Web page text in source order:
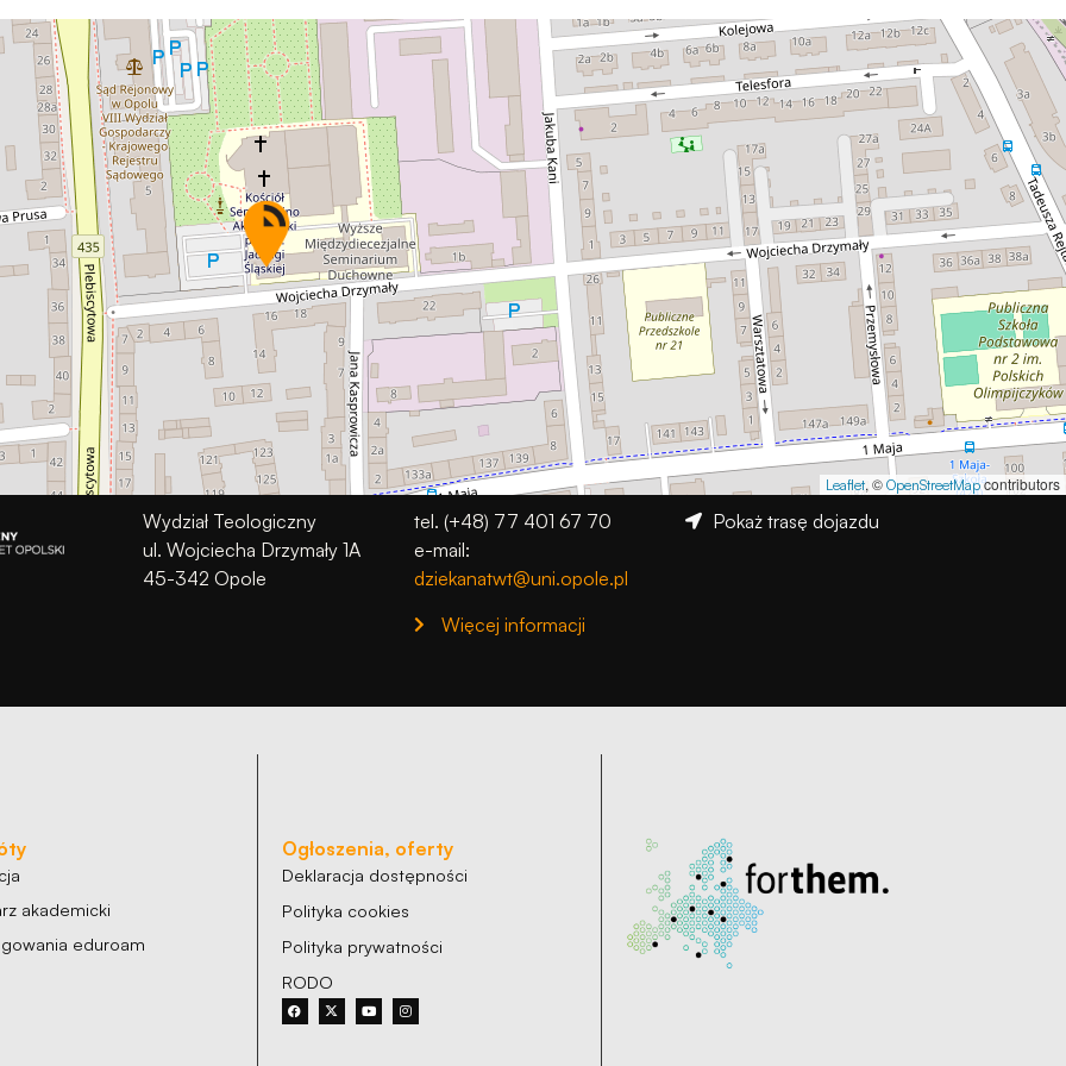
Leaflet, © OpenStreetMapcontributors
Wydział Teologiczny
ul. Wojciecha Drzymały 1A
45-342 Opole
tel. (+48) 77 401 67 70
e-mail:
dziekanatwt@uni.opole.pl
Więcej informacji
Pokaż trasę dojazdu
akademicki
eduroam
Ogłoszenia, oferty
Deklaracja dostępności
Polityka cookies
Polityka prywatności
RODO